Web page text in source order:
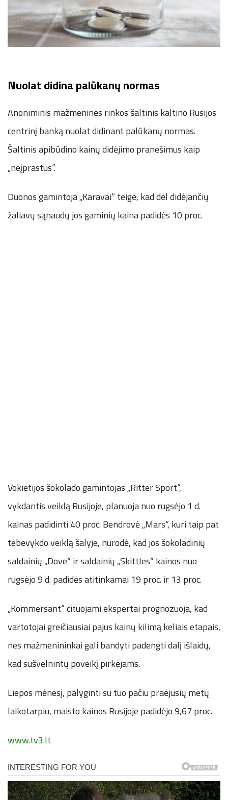
Nuolat didina palūkanų normas
Anoniminis mažmeninės rinkos šaltinis kaltino Rusijos
centrinį banką nuolat didinant palūkanų normas.
Šaltinis apibūdino kainų didėjimo pranešimus kaip
„neįprastus“.
Duonos gamintoja „Karavai“ teigė, kad dėl didėjančių
žaliavų sąnaudų jos gaminių kaina padidės 10 proc.
Vokietijos šokolado gamintojas „Ritter Sport“,
vykdantis veiklą Rusijoje, planuoja nuo rugsėjo 1 d.
kainas padidinti 40 proc. Bendrovė „Mars“, kuri taip pat
tebevykdo veiklą šalyje, nurodė, kad jos šokoladinių
saldainių „Dove“ ir saldainių „Skittles“ kainos nuo
rugsėjo 9 d. padidės atitinkamai 19 proc. ir 13 proc.
„Kommersant“ cituojami ekspertai prognozuoja, kad
vartotojai greičiausiai pajus kainų kilimą keliais etapais,
nes mažmenininkai gali bandyti padengti dalį išlaidų,
kad sušvelnintų poveikį pirkėjams.
Liepos mėnesį, palyginti su tuo pačiu praėjusių metų
laikotarpiu, maisto kainos Rusijoje padidėjo 9,67 proc.
www.tv3.lt